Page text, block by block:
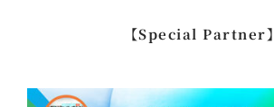
【Special Partner】